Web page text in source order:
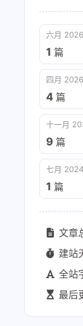
六月 2026
1 篇
四月 2026
4 篇
十一月
9 篇
七月 2024
1 篇
文章
建站
全站
最后